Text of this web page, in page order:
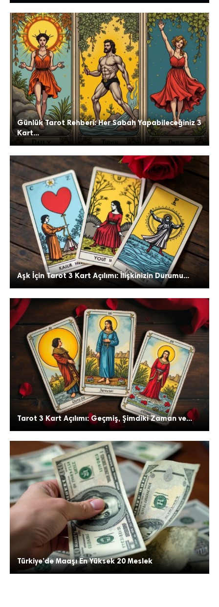
Günlük Tarot Rehberi: Her Sabah Yapabileceğiniz 3
Kart...
Aşk İçin Tarot 3 Kart Açılımı: İlişkinizin Durumu...
Tarot 3 Kart Açılımı: Geçmiş, Şimdiki Zaman ve...
Türkiye’de Maaşı En Yüksek 20 Meslek